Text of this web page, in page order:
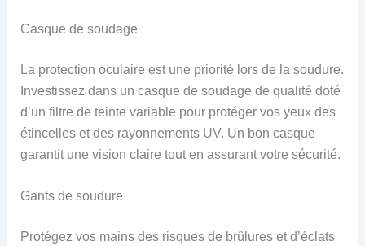
Casque de soudage
La protection oculaire est une priorité lors de la soudure.
Investissez dans un casque de soudage de qualité doté
d’un filtre de teinte variable pour protéger vos yeux des
étincelles et des rayonnements UV. Un bon casque
garantit une vision claire tout en assurant votre sécurité.
Gants de soudure
Protégez vos mains des risques de brûlures et d’éclats